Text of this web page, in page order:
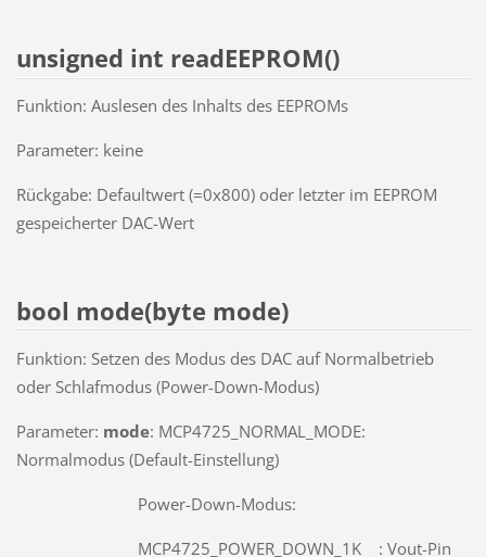
unsigned int readEEPROM()
Funktion: Auslesen des Inhalts des EEPROMs
Parameter: keine
Rückgabe: Defaultwert (=0x800) oder letzter im EEPROM
gespeicherter DAC-Wert
bool mode(byte mode)
Funktion: Setzen des Modus des DAC auf Normalbetrieb
oder Schlafmodus (Power-Down-Modus)
Parameter: mode: MCP4725_NORMAL_MODE:
Normalmodus (Default-Einstellung)
Power-Down-Modus:
MCP4725_POWER_DOWN_1K : Vout-Pin